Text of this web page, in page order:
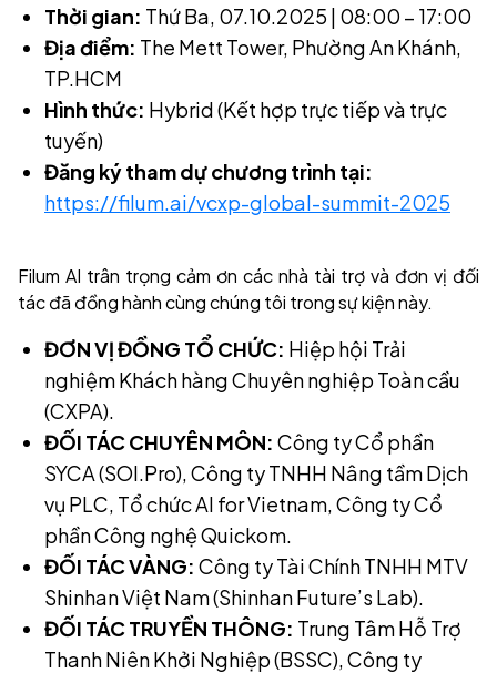
Thời gian: Thứ Ba, 07.10.2025 | 08:00 – 17:00
Địa điểm: The Mett Tower, Phường An Khánh,
TP.HCM
Hình thức: Hybrid (Kết hợp trực tiếp và trực
tuyến)
Đăng ký tham dự chương trình tại:
https://filum.ai/vcxp-global-summit-2025
Filum AI trân trọng cảm ơn các nhà tài trợ và đơn vị đối
tác đã đồng hành cùng chúng tôi trong sự kiện này.
ĐƠN VỊ ĐỒNG TỔ CHỨC: Hiệp hội Trải
nghiệm Khách hàng Chuyên nghiệp Toàn cầu
(CXPA).
ĐỐI TÁC CHUYÊN MÔN: Công ty Cổ phần
SYCA (SOI.Pro), Công ty TNHH Nâng tầm Dịch
vụ PLC, Tổ chức AI for Vietnam, Công ty Cổ
phần Công nghệ Quickom.
ĐỐI TÁC VÀNG: Công ty Tài Chính TNHH MTV
Shinhan Việt Nam (Shinhan Future’s Lab).
ĐỐI TÁC TRUYỀN THÔNG: Trung Tâm Hỗ Trợ
Thanh Niên Khởi Nghiệp (BSSC), Công ty